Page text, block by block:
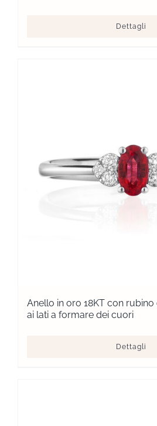
Dettagli
Anello in oro 18KT con
ai lati a formare dei cuori
Dettagli